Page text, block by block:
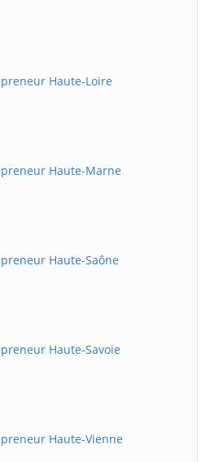
Haute-Loire
Haute-Marne
Haute-Saône
Haute-Savoie
Haute-Vienne